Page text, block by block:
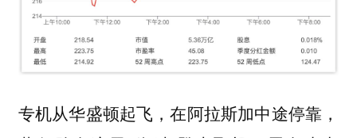
专机从华盛顿起飞，在阿拉斯加中途停靠，